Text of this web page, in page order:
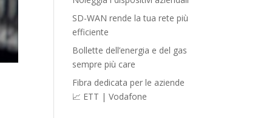
SD-WAN rende la tua rete più
efficiente
Bollette dell’energia e del gas
sempre più care
Fibra dedicata per le aziende
📈 ETT | Vodafone